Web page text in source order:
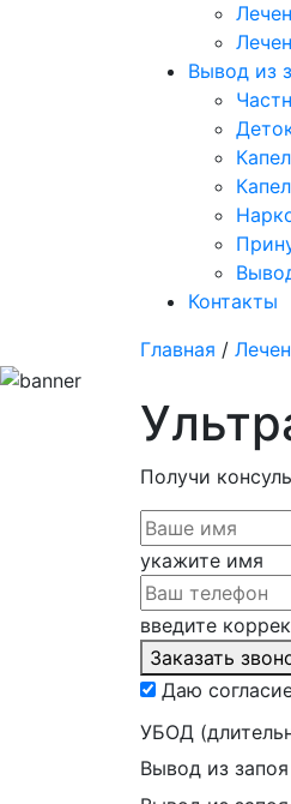
Вывод из
Контакты
Главная /
Получи
укажите имя
введите
Заказать
Даю
УБОД
Вывод из